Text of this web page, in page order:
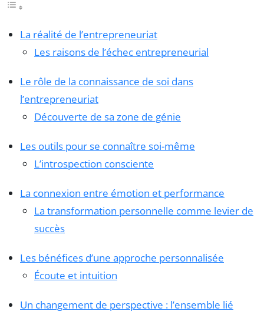
La réalité de l’entrepreneuriat
Les raisons de l’échec entrepreneurial
Le rôle de la connaissance de soi dans
l’entrepreneuriat
Découverte de sa zone de génie
Les outils pour se connaître soi-même
L’introspection consciente
La connexion entre émotion et performance
La transformation personnelle comme levier de
succès
Les bénéfices d’une approche personnalisée
Écoute et intuition
Un changement de perspective : l’ensemble lié